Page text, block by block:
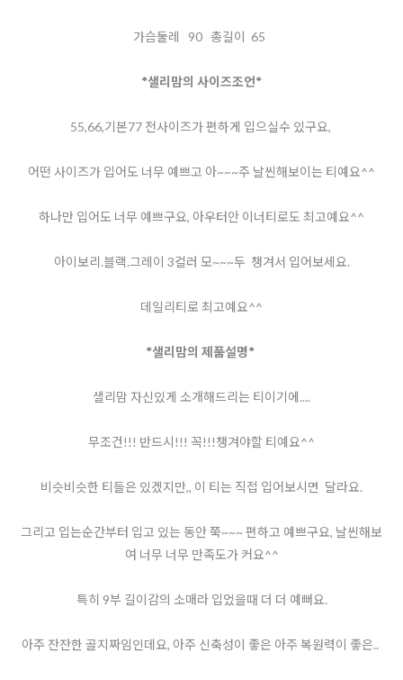
가슴둘레 90 총길이 65
*샐리맘의 사이즈조언*
55,66,기본77 전사이즈가 편하게 입으실수 있구요,
어떤 사이즈가 입어도 너무 예쁘고 아~~~주 날씬해보이는 티예요^^
하나만 입어도 너무 예쁘구요, 아우터안 이너티로도 최고예요^^
아이보리.블랙.그레이 3컬러 모~~~두 챙겨서 입어보세요.
데일리티로 최고예요^^
*샐리맘의 제품설명*
샐리맘 자신있게 소개해드리는 티이기에....
무조건!!! 반드시!!! 꼭!!!챙겨야할 티예요^^
비슷비슷한 티들은 있겠지만,, 이 티는 직접 입어보시면 달라요.
그리고 입는순간부터 입고 있는 동안 쭉~~~ 편하고 예쁘구요, 날씬해보
여 너무 너무 만족도가 커요^^
특히 9부 길이감의 소매라 입었을때 더 더 예뻐요.
아주 잔잔한 골지짜임인데요, 아주 신축성이 좋은 아주 복원력이 좋은..